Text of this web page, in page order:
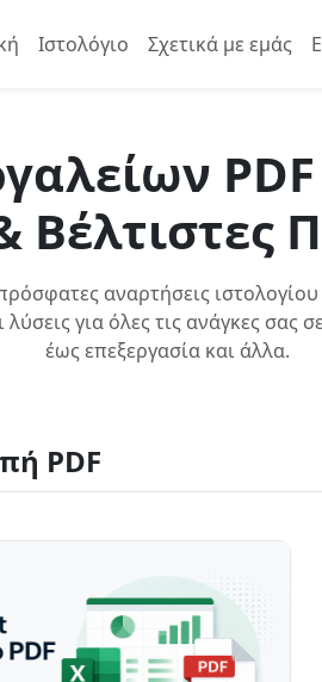
Ιστολόγιο Σχετικά με εμάς
Βέλτιστες
αναρτήσεις
για όλες τις ανάγκες σας
έως επεξεργασία και άλλα.
PDF